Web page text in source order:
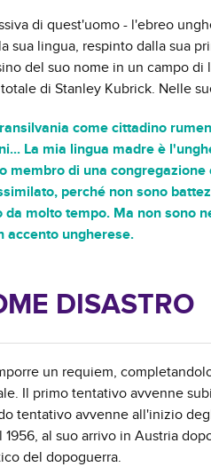
di quest'uomo - l'ebreo
sua lingua, respinto dalla sua
del suo nome in un campo
di Stanley Kubrick. Nelle
come cittadino
La mia lingua madre è
membro di una
perché non sono
molto tempo. Ma non sono
accento ungherese.
DISASTRO
un requiem,
Il primo tentativo avvenne
tentativo avvenne all'inizio
al suo arrivo in Austria
del dopoguerra.